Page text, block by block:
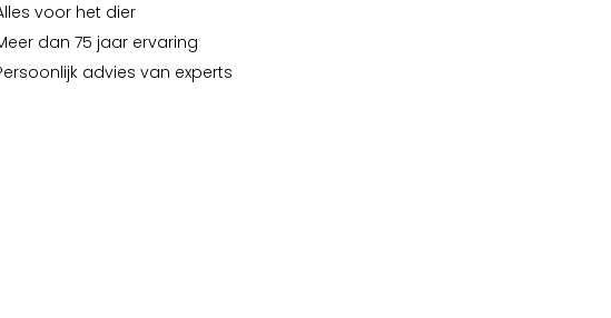
voor het dier
dan 75 jaar ervaring
advies van experts